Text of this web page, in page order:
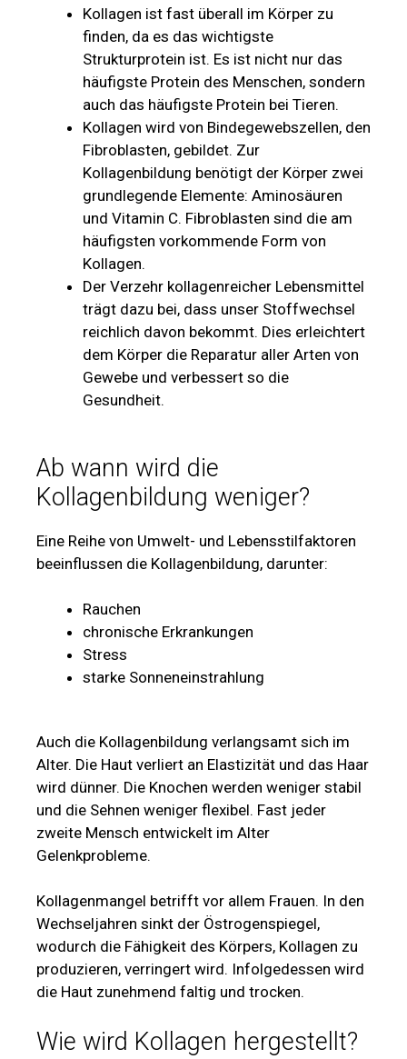
Kollagen ist fast überall im Körper zu
finden, da es das wichtigste
Strukturprotein ist. Es ist nicht nur das
häufigste Protein des Menschen, sondern
auch das häufigste Protein bei Tieren.
Kollagen wird von Bindegewebszellen, den
Fibroblasten, gebildet. Zur
Kollagenbildung benötigt der Körper zwei
grundlegende Elemente: Aminosäuren
und Vitamin C. Fibroblasten sind die am
häufigsten vorkommende Form von
Kollagen.
Der Verzehr kollagenreicher Lebensmittel
trägt dazu bei, dass unser Stoffwechsel
reichlich davon bekommt. Dies erleichtert
dem Körper die Reparatur aller Arten von
Gewebe und verbessert so die
Gesundheit.
Ab wann wird die
Kollagenbildung weniger?
Eine Reihe von Umwelt- und Lebensstilfaktoren
beeinflussen die Kollagenbildung, darunter:
Rauchen
chronische Erkrankungen
Stress
starke Sonneneinstrahlung
Auch die Kollagenbildung verlangsamt sich im
Alter. Die Haut verliert an Elastizität und das Haar
wird dünner. Die Knochen werden weniger stabil
und die Sehnen weniger flexibel. Fast jeder
zweite Mensch entwickelt im Alter
Gelenkprobleme.
Kollagenmangel betrifft vor allem Frauen. In den
Wechseljahren sinkt der Östrogenspiegel,
wodurch die Fähigkeit des Körpers, Kollagen zu
produzieren, verringert wird. Infolgedessen wird
die Haut zunehmend faltig und trocken.
Wie wird Kollagen hergestellt?